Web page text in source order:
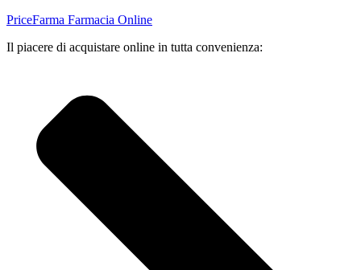
PriceFarma Farmacia Online
Il piacere di acquistare online in tutta convenienza: